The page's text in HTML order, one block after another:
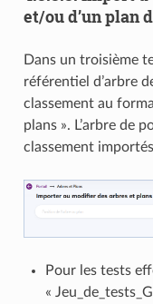
et/ou d’un plan
Dans un troisième
référentiel d’arbre
classement au
plans ». L’arbre de
classement
Pour les tests
«